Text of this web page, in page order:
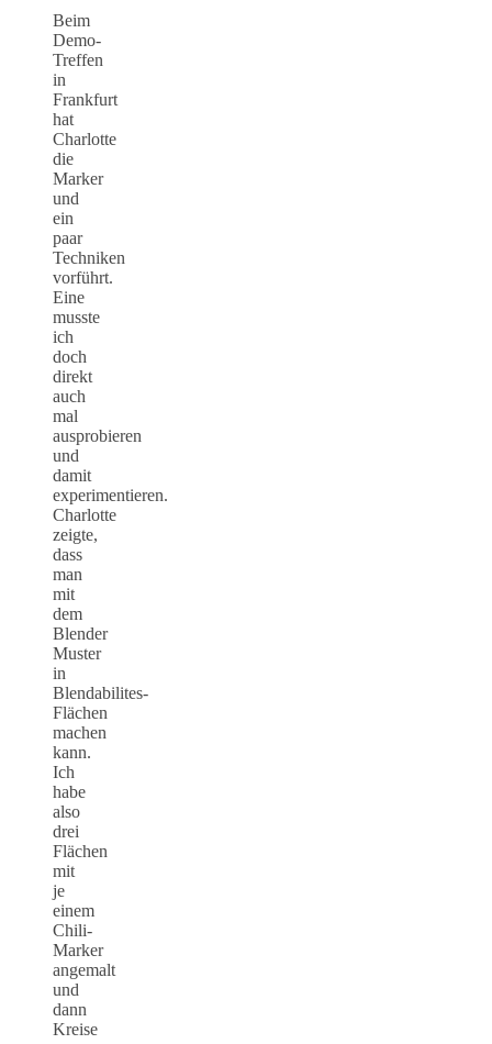
Beim
Demo-
Treffen
in
Frankfurt
hat
Charlotte
die
Marker
und
ein
paar
Techniken
vorführt.
Eine
musste
ich
doch
direkt
auch
mal
ausprobieren
und
damit
experimentieren.
Charlotte
zeigte,
dass
man
mit
dem
Blender
Muster
in
Blendabilites-
Flächen
machen
kann.
Ich
habe
also
drei
Flächen
mit
je
einem
Chili-
Marker
angemalt
und
dann
Kreise